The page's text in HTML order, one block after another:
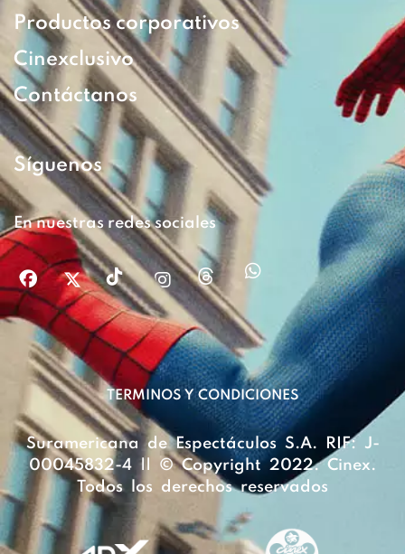
Productos corporativos
Cinexclusivo
Contáctanos
Síguenos
En nuestras redes sociales
TERMINOS Y CONDICIONES
Suramericana de Espectáculos S.A. RIF: J-
00045832-4 || © Copyright 2022. Cinex.
Todos los derechos reservados